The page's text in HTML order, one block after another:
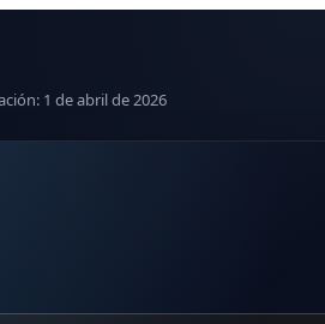
1 de abril de 2026